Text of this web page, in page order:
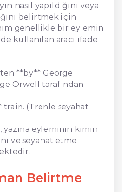
nasıl yapıldığını veya
belirtmek için
genellikle bir eylemin
kullanılan aracı ifade
**by** George
Orwell tarafından
train. (Trenle seyahat
yazma eyleminin kimin
ve seyahat etme
Belirtme